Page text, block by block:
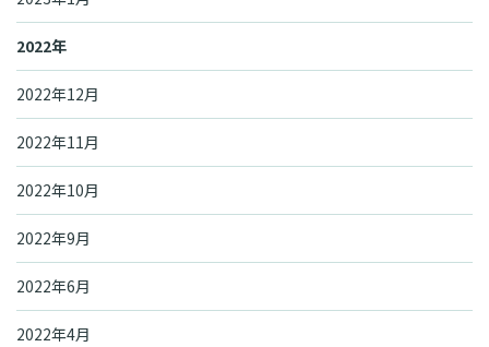
2022年
2022年12月
2022年11月
2022年10月
2022年9月
2022年6月
2022年4月